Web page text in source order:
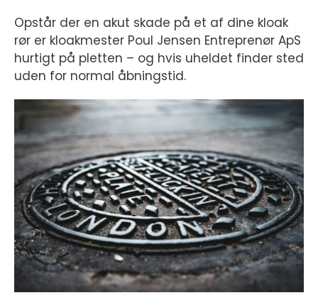
Opstår der en akut skade på et af dine kloak
rør er kloakmester Poul Jensen Entreprenør ApS
hurtigt på pletten – og hvis uheldet finder sted
uden for normal åbningstid.